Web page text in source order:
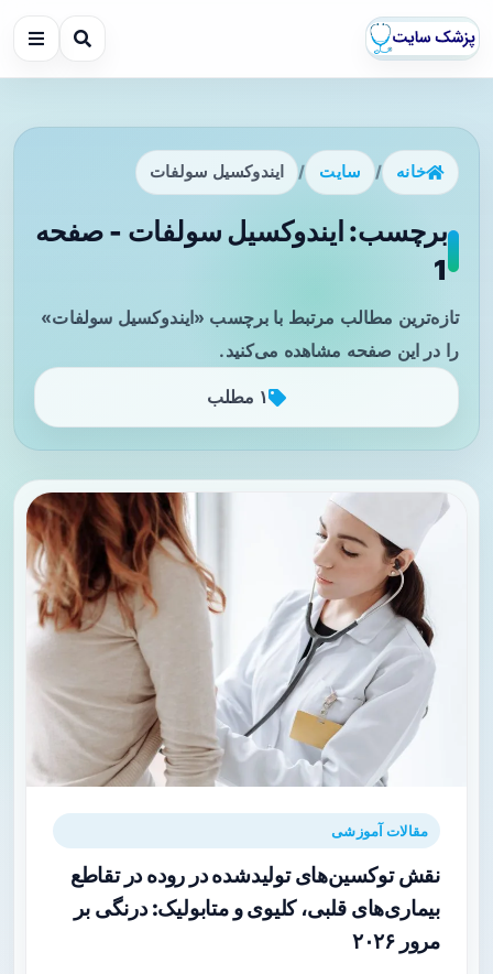
خانه / سایت / ایندوکسیل سولفات
برچسب: ایندوکسیل سولفات - صفحه
1
تازه‌ترین مطالب مرتبط با برچسب «ایندوکسیل سولفات»
را در این صفحه مشاهده می‌کنید.
۱ مطلب
مقالات آموزشی
نقش توکسین‌های تولیدشده در روده در تقاطع
بیماری‌های قلبی، کلیوی و متابولیک: درنگی بر
مرور ۲۰۲۶